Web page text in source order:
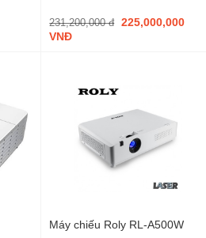
231,200,000 đ 225,000,000
VNĐ
Máy chiếu Roly RL-A500W